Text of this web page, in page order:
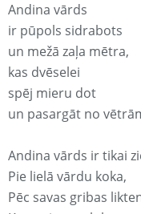
Andina vārds
ir pūpols sidrabots
un mežā zaļa mētra,
kas dvēselei
spēj mieru dot
un pasargāt no
Andina vārds ir tikai
Pie lielā vārdu koka,
Pēc savas gribas